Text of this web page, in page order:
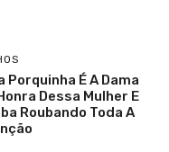
Porquinha É A Dama
Dessa Mulher E
Roubando Toda A